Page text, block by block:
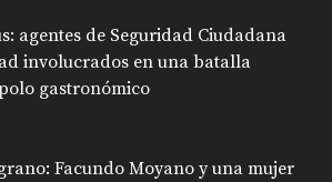
agentes de Seguridad Ciudadana
involucrados en una batalla
gastronómico
Facundo Moyano y una mujer